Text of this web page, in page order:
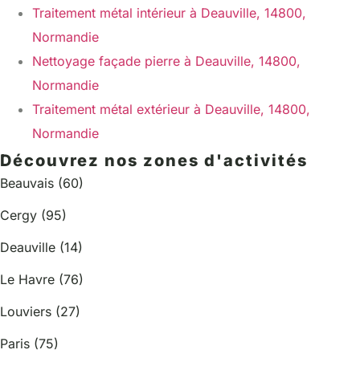
Traitement métal intérieur à Deauville, 14800,
Normandie
Nettoyage façade pierre à Deauville, 14800,
Normandie
Traitement métal extérieur à Deauville, 14800,
Normandie
Découvrez nos zones d'activités
Beauvais (60)
Cergy (95)
Deauville (14)
Le Havre (76)
Louviers (27)
Paris (75)